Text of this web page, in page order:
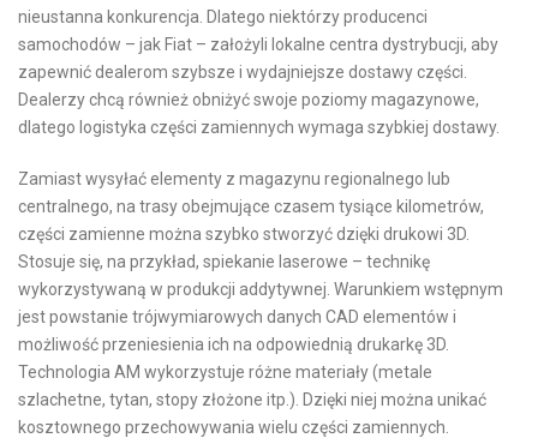
nieustanna konkurencja. Dlatego niektórzy producenci
samochodów – jak Fiat – założyli lokalne centra dystrybucji, aby
zapewnić dealerom szybsze i wydajniejsze dostawy części.
Dealerzy chcą również obniżyć swoje poziomy magazynowe,
dlatego logistyka części zamiennych wymaga szybkiej dostawy.
Zamiast wysyłać elementy z magazynu regionalnego lub
centralnego, na trasy obejmujące czasem tysiące kilometrów,
części zamienne można szybko stworzyć dzięki drukowi 3D.
Stosuje się, na przykład, spiekanie laserowe – technikę
wykorzystywaną w produkcji addytywnej. Warunkiem wstępnym
jest powstanie trójwymiarowych danych CAD elementów i
możliwość przeniesienia ich na odpowiednią drukarkę 3D.
Technologia AM wykorzystuje różne materiały (metale
szlachetne, tytan, stopy złożone itp.). Dzięki niej można unikać
kosztownego przechowywania wielu części zamiennych.